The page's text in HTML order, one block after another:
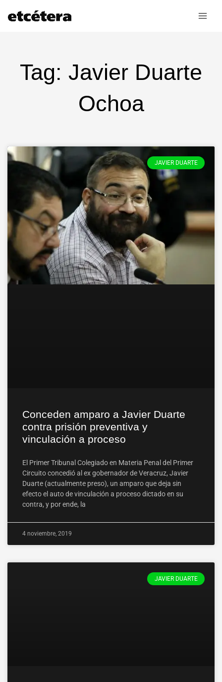
Tag: Javier Duarte
Ochoa
JAVIER DUARTE
Conceden amparo a Javier Duarte
contra prisión preventiva y
vinculación a proceso
El Primer Tribunal Colegiado en Materia Penal del Primer
Circuito concedió al ex gobernador de Veracruz, Javier
Duarte (actualmente preso), un amparo que deja sin
efecto el auto de vinculación a proceso dictado en su
contra, y por ende, la
4 noviembre, 2019
JAVIER DUARTE